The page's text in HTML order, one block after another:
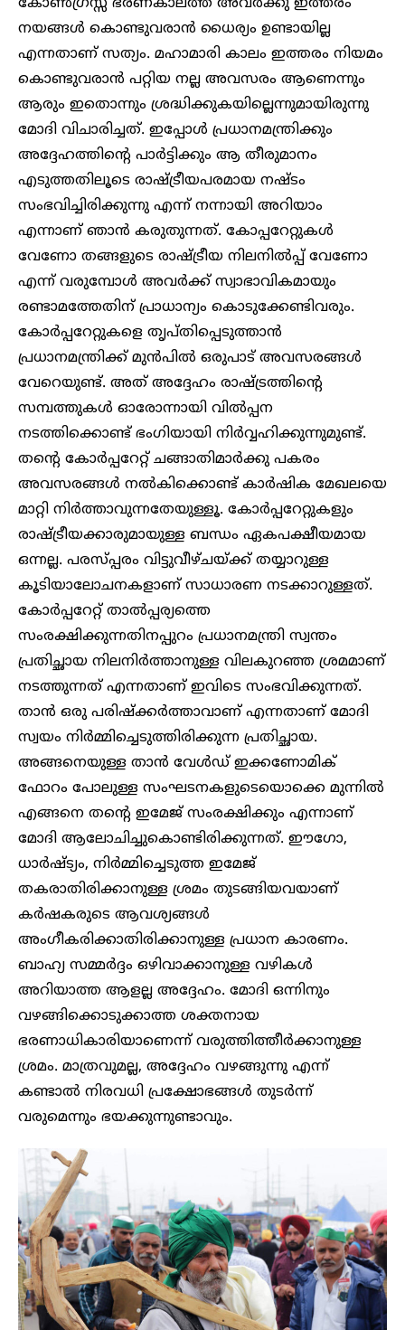
കോൺഗ്രസ്സ് ഭരണകാലത്ത് അവർക്കു ഇത്തരം
നയങ്ങൾ കൊണ്ടുവരാൻ ധൈര്യം ഉണ്ടായില്ല
എന്നതാണ് സത്യം. മഹാമാരി കാലം ഇത്തരം നിയമം
കൊണ്ടുവരാൻ പറ്റിയ നല്ല അവസരം ആണെന്നും
ആരും ഇതൊന്നും ശ്രദ്ധിക്കുകയില്ലെന്നുമായിരുന്നു
മോദി വിചാരിച്ചത്. ഇപ്പോൾ പ്രധാനമന്ത്രിക്കും
അദ്ദേഹത്തിന്റെ പാർട്ടിക്കും ആ തീരുമാനം
എടുത്തതിലൂടെ രാഷ്ട്രീയപരമായ നഷ്ടം
സംഭവിച്ചിരിക്കുന്നു എന്ന് നന്നായി അറിയാം
എന്നാണ് ഞാൻ കരുതുന്നത്. കോപ്പറേറ്റുകൾ
വേണോ തങ്ങളുടെ രാഷ്ട്രീയ നിലനിൽപ്പ് വേണോ
എന്ന് വരുമ്പോൾ അവർക്ക് സ്വാഭാവികമായും
രണ്ടാമത്തേതിന് പ്രാധാന്യം കൊടുക്കേണ്ടിവരും.
കോർപ്പറേറ്റുകളെ തൃപ്തിപ്പെടുത്താൻ
പ്രധാനമന്ത്രിക്ക് മുൻപിൽ ഒരുപാട് അവസരങ്ങൾ
വേറെയുണ്ട്. അത് അദ്ദേഹം രാഷ്ട്രത്തിന്റെ
സമ്പത്തുകൾ ഓരോന്നായി വിൽപ്പന
നടത്തിക്കൊണ്ട് ഭംഗിയായി നിർവ്വഹിക്കുന്നുമുണ്ട്.
തന്റെ കോർപ്പറേറ്റ് ചങ്ങാതിമാർക്കു പകരം
അവസരങ്ങൾ നൽകിക്കൊണ്ട് കാർഷിക മേഖലയെ
മാറ്റി നിർത്താവുന്നതേയുള്ളൂ. കോർപ്പറേറ്റുകളും
രാഷ്ട്രീയക്കാരുമായുള്ള ബന്ധം ഏകപക്ഷീയമായ
ഒന്നല്ല. പരസ്പ്പരം വിട്ടുവീഴ്ചയ്ക്ക് തയ്യാറുള്ള
കൂടിയാലോചനകളാണ് സാധാരണ നടക്കാറുള്ളത്.
കോർപ്പറേറ്റ് താൽപ്പര്യത്തെ
സംരക്ഷിക്കുന്നതിനപ്പുറം പ്രധാനമന്ത്രി സ്വന്തം
പ്രതിച്ഛായ നിലനിർത്താനുള്ള വിലകുറഞ്ഞ ശ്രമമാണ്
നടത്തുന്നത് എന്നതാണ് ഇവിടെ സംഭവിക്കുന്നത്.
താൻ ഒരു പരിഷ്ക്കർത്താവാണ് എന്നതാണ് മോദി
സ്വയം നിർമ്മിച്ചെടുത്തിരിക്കുന്ന പ്രതിച്ഛായ.
അങ്ങനെയുള്ള താൻ വേൾഡ് ഇക്കണോമിക്
ഫോറം പോലുള്ള സംഘടനകളുടെയൊക്കെ മുന്നിൽ
എങ്ങനെ തന്റെ ഇമേജ് സംരക്ഷിക്കും എന്നാണ്
മോദി ആലോചിച്ചുകൊണ്ടിരിക്കുന്നത്. ഈഗോ,
ധാർഷ്ട്യം, നിർമ്മിച്ചെടുത്ത ഇമേജ്
തകരാതിരിക്കാനുള്ള ശ്രമം തുടങ്ങിയവയാണ്
കർഷകരുടെ ആവശ്യങ്ങൾ
അംഗീകരിക്കാതിരിക്കാനുള്ള പ്രധാന കാരണം.
ബാഹ്യ സമ്മർദ്ദം ഒഴിവാക്കാനുള്ള വഴികൾ
അറിയാത്ത ആളല്ല അദ്ദേഹം. മോദി ഒന്നിനും
വഴങ്ങിക്കൊടുക്കാത്ത ശക്തനായ
ഭരണാധികാരിയാണെന്ന് വരുത്തിത്തീർക്കാനുള്ള
ശ്രമം. മാത്രവുമല്ല, അദ്ദേഹം വഴങ്ങുന്നു എന്ന്
കണ്ടാൽ നിരവധി പ്രക്ഷോഭങ്ങൾ തുടർന്ന്
വരുമെന്നും ഭയക്കുന്നുണ്ടാവും.